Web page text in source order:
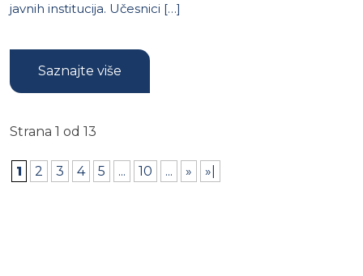
javnih institucija. Učesnici […]
Saznajte više
Strana 1 od 13
1 2 3 4 5 ... 10 ... » »|